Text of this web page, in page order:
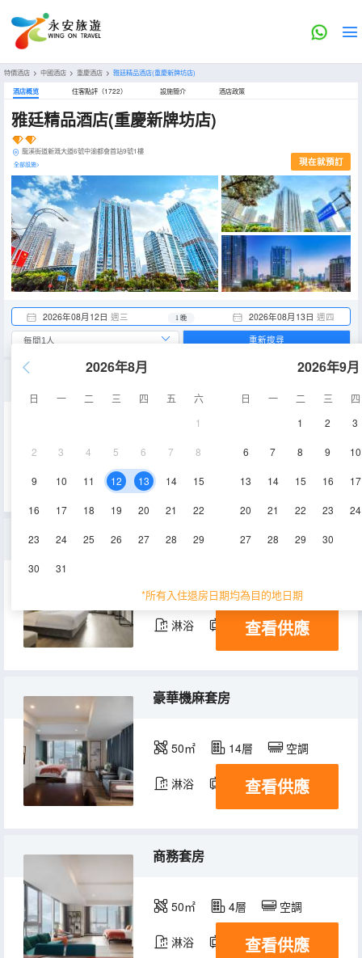
特價酒店 > 中國酒店 > 重慶酒店 > 雅廷精品酒店(重慶新牌坊店)
酒店概览 住客點評（1722） 設施簡介 酒店政策
雅廷精品酒店(重慶新牌坊店)
龍溪街道新溉大道6號中渝都會首站9號1樓
全部設施> 現在就預訂
2026年08月12日 週三 2026年08月13日 週四
1 晚
2026年8月
日 一 二 三 四 五
六
1
2 3 4 5 6 7 8
9 10 11 12 13 14 15
16 17 18 19 20 21 22
23 24 25 26 27 28 29
30 31
2026年9月
日 一 二 三
四
1
2 3
6 7 8 9 10
13 14 15 16 17
20 21 22 23 24
27 28 29 30
*所有入住退房日期均為目的地日期
重新搜尋
空調
高級大床房
25-35㎡ 14層
淋浴 電視機
查看供應
豪華機麻套房
50㎡ 14層 空調
淋浴 電視機
查看供應
商務套房
50㎡ 4層 空調
淋浴 電視機
查看供應